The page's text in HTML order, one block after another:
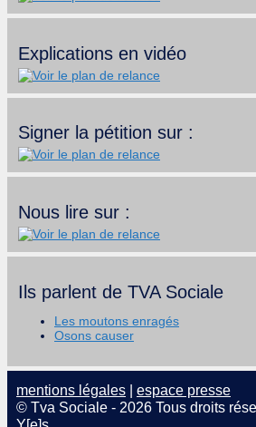
Explications en vidéo
Signer la pétition sur :
Nous lire sur :
Ils parlent de TVA Sociale
Les moutons enragés
Osons causer
mentions légales
espace presse
© Tva Sociale - 2026 Tous droits